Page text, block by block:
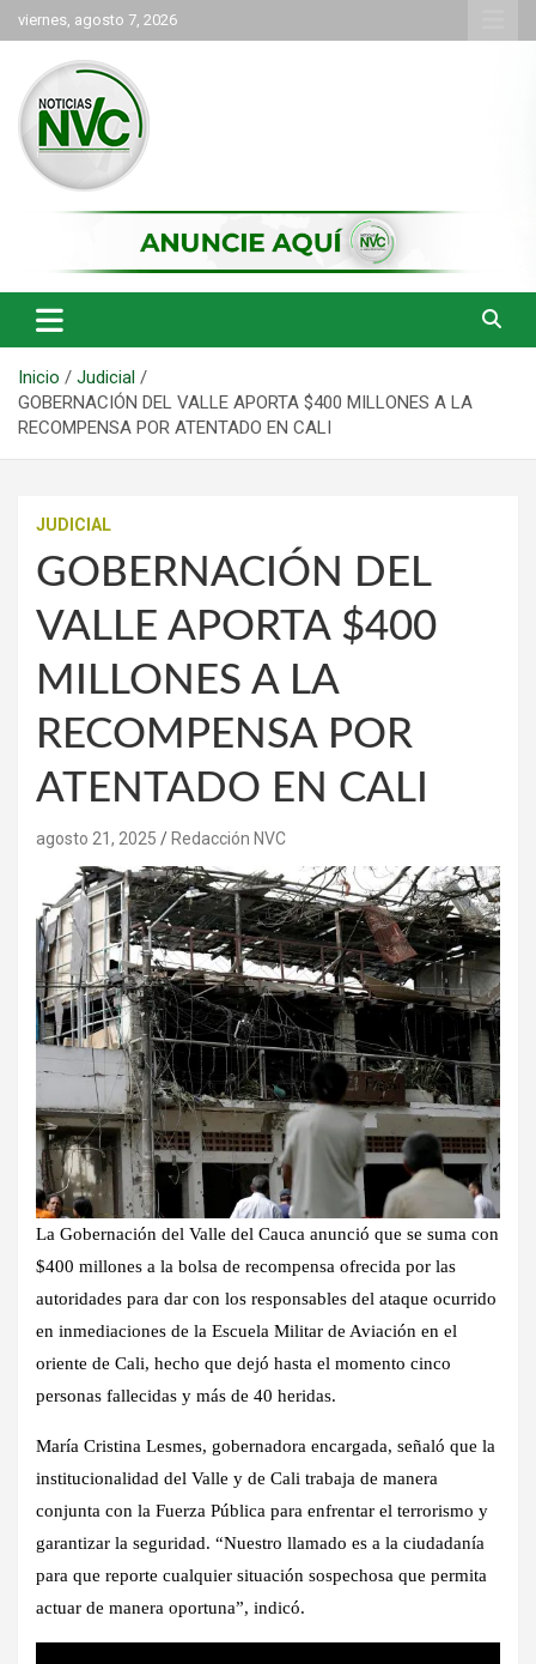
Saltar
al
contenido
viernes, agosto 7, 2026
NVC Noticias
Inicio
Judicial
GOBERNACIÓN DEL VALLE APORTA $400 MILLONES A LA
RECOMPENSA POR ATENTADO EN CALI
JUDICIAL
GOBERNACIÓN DEL
VALLE APORTA $400
MILLONES A LA
RECOMPENSA POR
ATENTADO EN CALI
agosto 21, 2025 Redacción NVC
La Gobernación del Valle del Cauca anunció que se suma con
$400 millones a la bolsa de recompensa ofrecida por las
autoridades para dar con los responsables del ataque ocurrido
en inmediaciones de la Escuela Militar de Aviación en el
oriente de Cali, hecho que dejó hasta el momento cinco
personas fallecidas y más de 40 heridas.
María Cristina Lesmes, gobernadora encargada, señaló que la
institucionalidad del Valle y de Cali trabaja de manera
conjunta con la Fuerza Pública para enfrentar el terrorismo y
garantizar la seguridad. “Nuestro llamado es a la ciudadanía
para que reporte cualquier situación sospechosa que permita
actuar de manera oportuna”, indicó.